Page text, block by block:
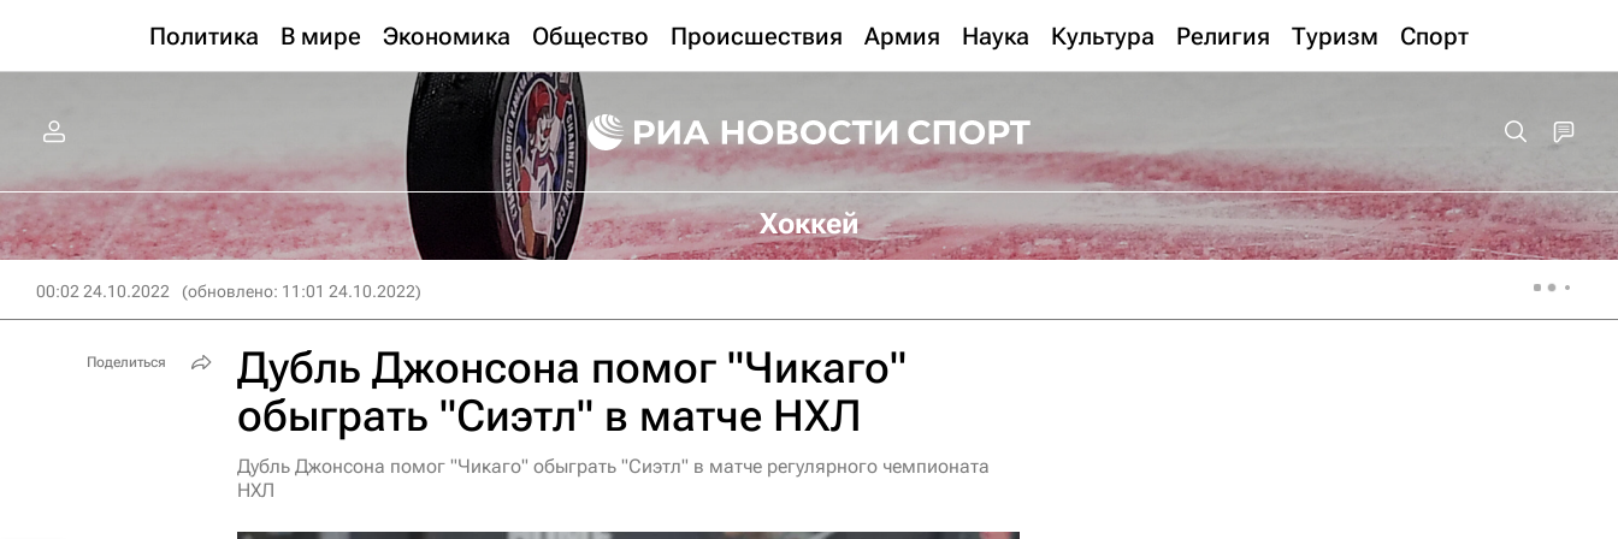
Политика В мире Экономика Общество Происшествия Армия Наука Культура Религия Туризм Спорт
Хоккей
00:02 24.10.2022 (обновлено: 11:01 24.10.2022)
Дубль Джонсона помог "Чикаго"
обыграть "Сиэтл" в матче НХЛ
Дубль Джонсона помог "Чикаго" обыграть "Сиэтл" в матче регулярного чемпионата
НХЛ
Поделиться